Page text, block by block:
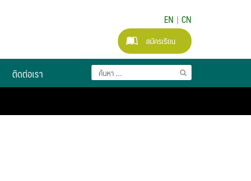
EN | CN
สมัครเรียน
ติดต่อเรา